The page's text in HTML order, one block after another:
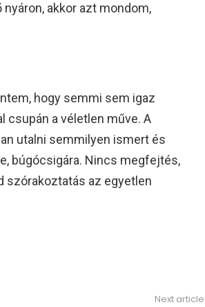
akkor azt mondom,
hogy semmi sem igaz
csupán a véletlen műve. A
utalni semmilyen ismert és
búgócsigára. Nincs megfejtés,
szórakoztatás az egyetlen
Next article